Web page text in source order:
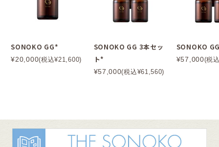
SONOKO GG*
¥20,000(税込¥21,600)
SONOKO GG 3本セッ
ト*
¥57,000(税込¥61,560)
SONOKO
¥57,000(税